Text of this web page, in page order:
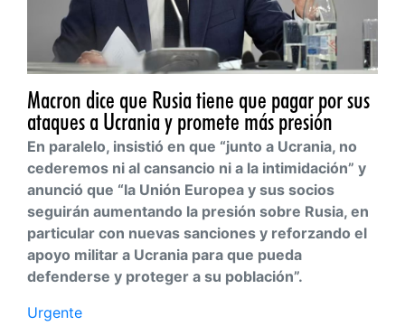
Macron dice que Rusia tiene que pagar por sus
ataques a Ucrania y promete más presión
En paralelo, insistió en que “junto a Ucrania, no
cederemos ni al cansancio ni a la intimidación” y
anunció que “la Unión Europea y sus socios
seguirán aumentando la presión sobre Rusia, en
particular con nuevas sanciones y reforzando el
apoyo militar a Ucrania para que pueda
defenderse y proteger a su población”.
Urgente